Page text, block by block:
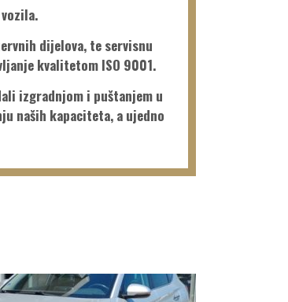
dijelova, te servisnu
kvalitetom ISO 9001.
izgradnjom i puštanjem u
naših kapaciteta, a ujedno